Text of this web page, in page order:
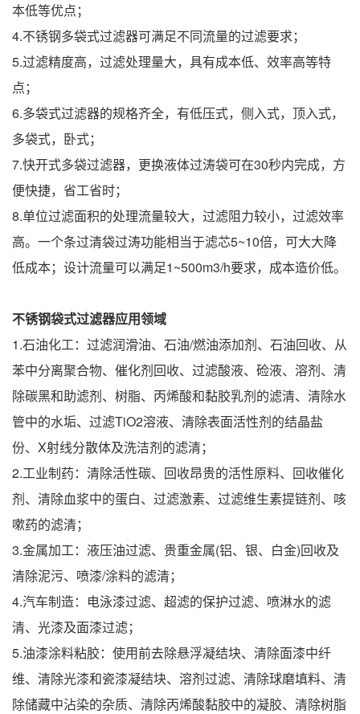
本低等优点；
4.不锈钢多袋式过滤器可满足不同流量的过滤要求；
5.过滤精度高，过滤处理量大，具有成本低、效率高等特
点；
6.多袋式过滤器的规格齐全，有低压式，侧入式，顶入式，
多袋式，卧式；
7.快开式多袋过滤器，更换液体过涛袋可在30秒内完成，方
便快捷，省工省时；
8.单位过滤面积的处理流量较大，过滤阻力较小，过滤效率
高。一个条过清袋过涛功能相当于滤芯5~10倍，可大大降
低成本；设计流量可以满足1~500m3/h要求，成本造价低。
不锈钢袋式过滤器应用领域
1.石油化工：过滤润滑油、石油/燃油添加剂、石油回收、从
苯中分离聚合物、催化剂回收、过滤酸液、硷液、溶剂、清
除碳黑和助滤剂、树脂、丙烯酸和黏胶乳剂的滤清、清除水
管中的水垢、过滤TiO2溶液、清除表面活性剂的结晶盐
份、X射线分散体及洗洁剂的滤清；
2.工业制药：清除活性碳、回收昂贵的活性原料、回收催化
剂、清除血浆中的蛋白、过滤激素、过滤维生素提链剂、咳
嗽药的滤清；
3.金属加工：液压油过滤、贵重金属(铝、银、白金)回收及
清除泥污、喷漆/涂料的滤清；
4.汽车制造：电泳漆过滤、超滤的保护过滤、喷淋水的滤
清、光漆及面漆过滤；
5.油漆涂料粘胶：使用前去除悬浮凝结块、清除面漆中纤
维、清除光漆和瓷漆凝结块、溶剂过滤、清除球磨填料、清
除储藏中沾染的杂质、清除丙烯酸黏胶中的凝胶、清除树脂